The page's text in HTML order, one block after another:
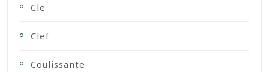
Cle
Clef
Coulissante